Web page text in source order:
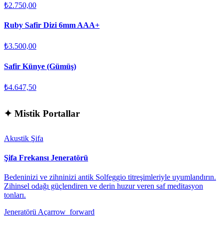
₺2.750,00
Ruby Safir Dizi 6mm AAA+
₺3.500,00
Safir Künye (Gümüş)
₺4.647,50
✦ Mistik Portallar
Akustik Şifa
Şifa Frekansı Jeneratörü
Bedeninizi ve zihninizi antik Solfeggio titreşimleriyle uyumlandırın.
Zihinsel odağı güçlendiren ve derin huzur veren saf meditasyon
tonları.
Jeneratörü Açarrow_forward